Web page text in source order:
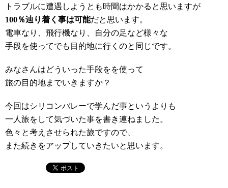
トラブルに遭遇しようとも時間はかかると思いますが
100％辿り着く事は可能だと思います。
電車なり、飛行機なり、自分の足など様々な
手段を使ってでも目的地に行くのと同じです。
みなさんはどういった手段をを使って
旅の目的地までいきますか？
今回はシリコンバレーで学んだ事というよりも
一人旅をして気づいた事を書き連ねました。
色々と考えさせられた旅ですので、
また続きをアップしていきたいと思います。